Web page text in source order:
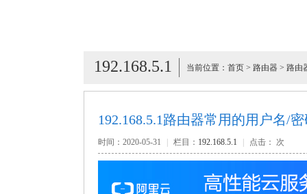
192.168.5.1 当前位置： 首页 > 路由器 > 路由
192.168.5.1路由器常用的用户名/
时间：2020-05-31 栏目： 192.168.5.1 点击： 次